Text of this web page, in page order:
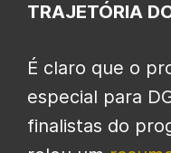
TRAJETÓRIA
É claro que o
especial para
finalistas do